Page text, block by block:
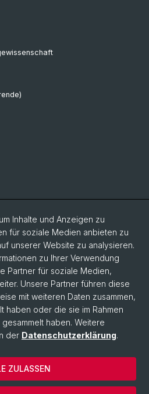
Inhalte und Anzeigen zu
für soziale Medien anbieten zu
unserer Website zu analysieren.
zu Ihrer Verwendung
Partner für soziale Medien,
Unsere Partner führen diese
mit weiteren Daten zusammen,
haben oder die sie im Rahmen
haben. Weitere
der Datenschutzerklärung.
ZULASSEN